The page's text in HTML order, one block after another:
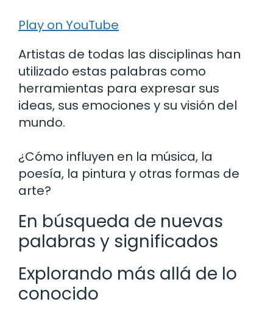
Play on YouTube
Artistas de todas las disciplinas han
utilizado estas palabras como
herramientas para expresar sus
ideas, sus emociones y su visión del
mundo.
¿Cómo influyen en la música, la
poesía, la pintura y otras formas de
arte?
En búsqueda de nuevas
palabras y significados
Explorando más allá de lo
conocido